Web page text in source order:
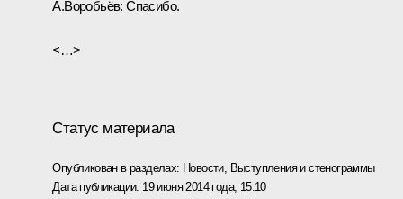
А.Воробьёв: Спасибо.
<…>
Статус материала
Опубликован в разделах: Новости, Выступления и стенограммы
Дата публикации: 19 июня 2014 года, 15:10